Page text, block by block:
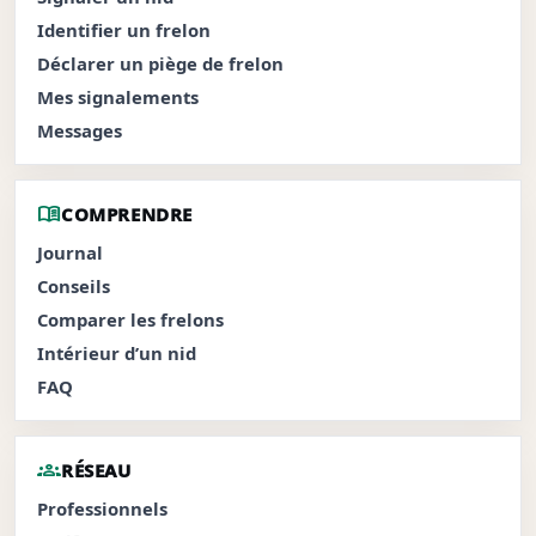
Identifier un frelon
Déclarer un piège de frelon
Mes signalements
Messages
menu_bookCOMPRENDRE
Journal
Conseils
Comparer les frelons
Intérieur d’un nid
FAQ
groupsRÉSEAU
Professionnels